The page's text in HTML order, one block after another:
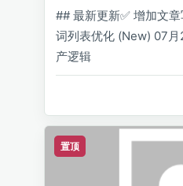
## 最新更新✅️ 增加文
词列表优化 (New) 07月
产逻辑
置顶